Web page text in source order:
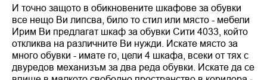
И точно защото в обикновените шкафове за обувки
все нещо Ви липсва, било то стил или място - мебели
Ирим Ви предлагат шкаф за обувки Сити 4033, който
откликва на различните Ви нужди. Искате място за
много обувки - имате го, цели 4 шкафа, всеки от тях с
двуредов механизъм за два реда обувки. Искате да се